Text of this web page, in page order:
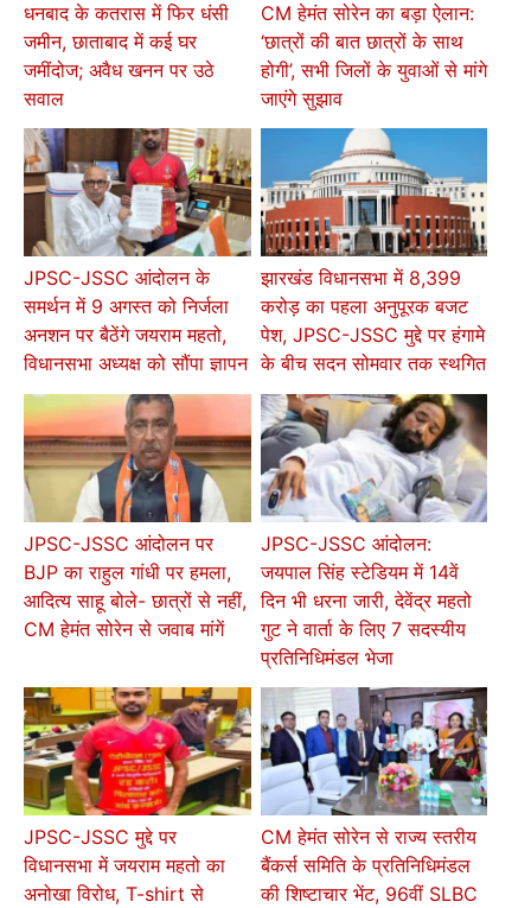
धनबाद के कतरास में फिर धंसी
जमीन, छाताबाद में कई घर
जमींदोज; अवैध खनन पर उठे
सवाल
CM हेमंत सोरेन का बड़ा ऐलान:
‘छात्रों की बात छात्रों के साथ
होगी’, सभी जिलों के युवाओं से मांगे
जाएंगे सुझाव
JPSC-JSSC आंदोलन के
समर्थन में 9 अगस्त को निर्जला
अनशन पर बैठेंगे जयराम महतो,
विधानसभा अध्यक्ष को सौंपा ज्ञापन
झारखंड विधानसभा में 8,399
करोड़ का पहला अनुपूरक बजट
पेश, JPSC-JSSC मुद्दे पर हंगामे
के बीच सदन सोमवार तक स्थगित
JPSC-JSSC आंदोलन पर
BJP का राहुल गांधी पर हमला,
आदित्य साहू बोले- छात्रों से नहीं,
CM हेमंत सोरेन से जवाब मांगें
JPSC-JSSC आंदोलन:
जयपाल सिंह स्टेडियम में 14वें
दिन भी धरना जारी, देवेंद्र महतो
गुट ने वार्ता के लिए 7 सदस्यीय
प्रतिनिधिमंडल भेजा
JPSC-JSSC मुद्दे पर
विधानसभा में जयराम महतो का
अनोखा विरोध, T-shirt से
CM हेमंत सोरेन से राज्य स्तरीय
बैंकर्स समिति के प्रतिनिधिमंडल
की शिष्टाचार भेंट, 96वीं SLBC